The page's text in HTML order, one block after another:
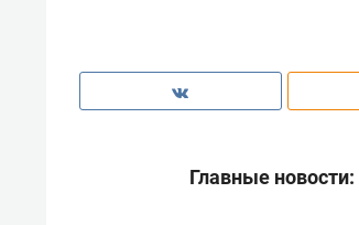
Главные новости: